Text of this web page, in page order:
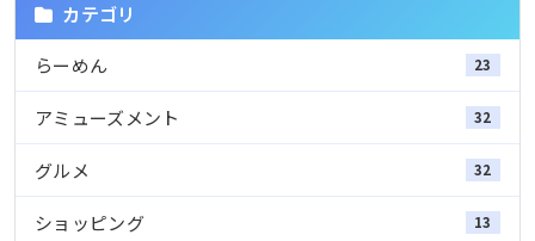
カテゴリ
らーめん 23
アミューズメント 32
グルメ 32
ショッピング 13